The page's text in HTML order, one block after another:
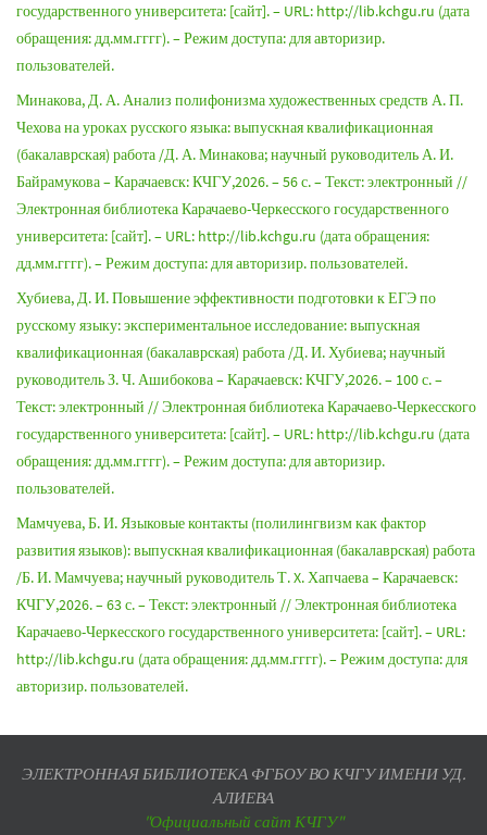
государственного университета: [сайт]. – URL: http://lib.kchgu.ru (дата
обращения: дд.мм.гггг). – Режим доступа: для авторизир.
пользователей.
Минакова, Д. А. Анализ полифонизма художественных средств А. П.
Чехова на уроках русского языка: выпускная квалификационная
(бакалаврская) работа /Д. А. Минакова; научный руководитель А. И.
Байрамукова – Карачаевск: КЧГУ,2026. – 56 с. – Текст: электронный //
Электронная библиотека Карачаево-Черкесского государственного
университета: [сайт]. – URL: http://lib.kchgu.ru (дата обращения:
дд.мм.гггг). – Режим доступа: для авторизир. пользователей.
Хубиева, Д. И. Повышение эффективности подготовки к ЕГЭ по
русскому языку: экспериментальное исследование: выпускная
квалификационная (бакалаврская) работа /Д. И. Хубиева; научный
руководитель З. Ч. Ашибокова – Карачаевск: КЧГУ,2026. – 100 с. –
Текст: электронный // Электронная библиотека Карачаево-Черкесского
государственного университета: [сайт]. – URL: http://lib.kchgu.ru (дата
обращения: дд.мм.гггг). – Режим доступа: для авторизир.
пользователей.
Мамчуева, Б. И. Языковые контакты (полилингвизм как фактор
развития языков): выпускная квалификационная (бакалаврская) работа
/Б. И. Мамчуева; научный руководитель Т. X. Хапчаева – Карачаевск:
КЧГУ,2026. – 63 с. – Текст: электронный // Электронная библиотека
Карачаево-Черкесского государственного университета: [сайт]. – URL:
http://lib.kchgu.ru (дата обращения: дд.мм.гггг). – Режим доступа: для
авторизир. пользователей.
ЭЛЕКТРОННАЯ БИБЛИОТЕКА ФГБОУ ВО КЧГУ ИМЕНИ УД.
АЛИЕВА
"Официальный сайт КЧГУ"